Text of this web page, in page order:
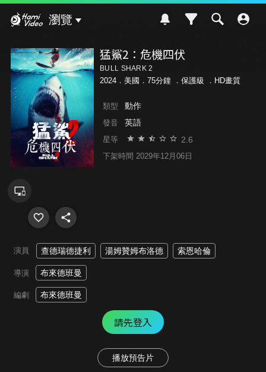
瀏覽
猛鯊2：危機四伏
BULL SHARK 2
2024．美國．75分鐘 ． 保護級 ．HD畫質
類型 動作
發音 英語
星等 2.6
下架時間 2029年12月06日
演員 查德瑞德捷利 湯姆贊姆布洛德 索恩哈倫
導演 布來德班曼
編劇 布來德班曼
請先登入
播放預告片